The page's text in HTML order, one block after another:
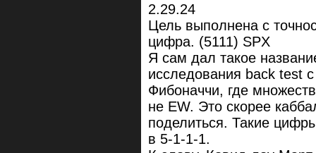
2.29.24
Цель выполнена с
цифра. (5111) SPX
Я сам дал такое
исследования back test
Фибоначчи, где
не EW. Это скорее
поделиться. Такие
в 5-1-1-1.